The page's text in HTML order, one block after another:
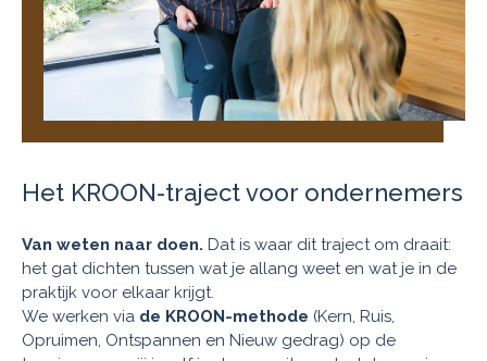
Het KROON-traject voor ondernemers
Van weten naar doen. Dat is waar dit traject om draait:
het gat dichten tussen wat je allang weet en wat je in de
praktijk voor elkaar krijgt.
We werken via de KROON-methode (Kern, Ruis,
Opruimen, Ontspannen en Nieuw gedrag) op de